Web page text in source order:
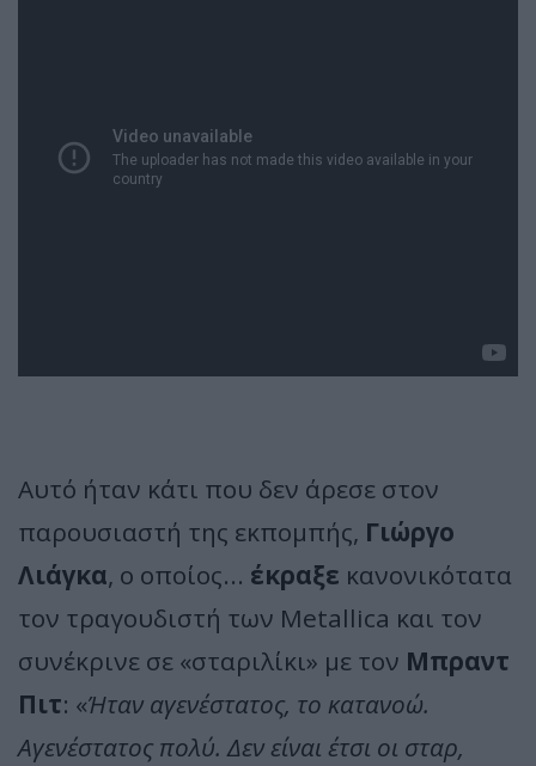
Αυτό ήταν κάτι που δεν άρεσε στον
παρουσιαστή της εκπομπής, Γιώργο
Λιάγκα, ο οποίος... έκραξε κανονικότατα
τον τραγουδιστή των Metallica και τον
συνέκρινε σε «σταριλίκι» με τον Μπραντ
Πιτ: «Ήταν αγενέστατος, το κατανοώ.
Αγενέστατος πολύ. Δεν είναι έτσι οι σταρ,